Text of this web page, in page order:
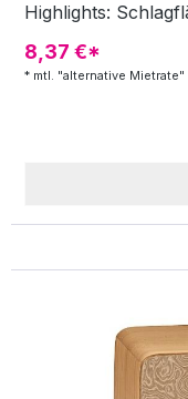
Highlights:
Spl Größe: ca.
technik mit 40
Snare- und Bass-
percussiven,
ermöglicht
einer
Sounds mit
zweite Spielfläche
8,37 €*
* mtl. "alternative